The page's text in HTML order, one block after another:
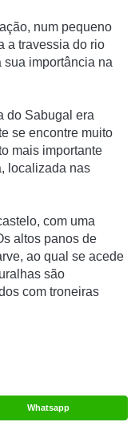
num pequeno
a travessia do rio
sua importância na
do Sabugal era
se encontre muito
mais importante
localizada nas
com uma
altos panos de
ao qual se acede
são
com troneiras
Whatsapp